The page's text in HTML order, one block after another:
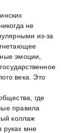
не
из-за
эмоции,
века. Это
где
правила
коллаж
руках мне